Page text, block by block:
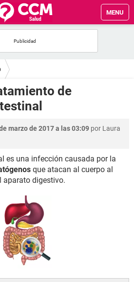
MENU
de
marzo de 2017 a las 03:09 por Laura
es una infección causada por la
que atacan al cuerpo al
aparato digestivo.